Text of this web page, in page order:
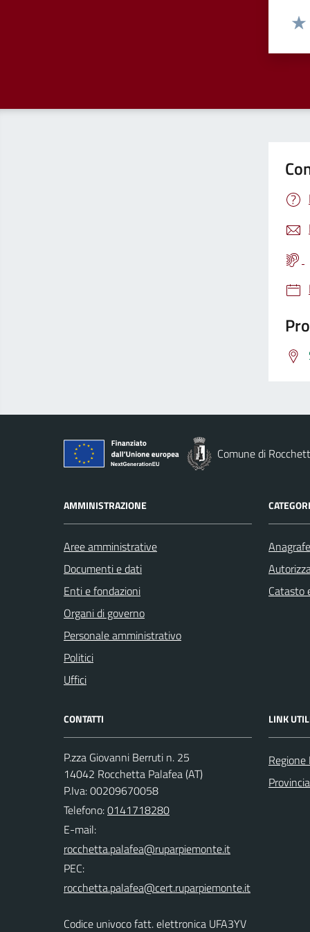
Comune di
AMMINISTRAZIONE
Aree amministrative
Documenti e dati
Enti e fondazioni
Organi di governo
Personale amministrativo
Politici
Uffici
Catasto
CONTATTI
P.zza Giovanni Berruti n. 25
14042 Rocchetta Palafea (AT)
P.Iva: 00209670058
Telefono:0141718280
E-mail:
PEC:
Codice univoco fatt. elettronica UFA3YV
LINK